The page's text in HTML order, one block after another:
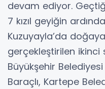
devam ediyor.
7 kızıl geyiğin
Kuzuyayla’da doğaya
gerçekleştirilen ikinci
Büyükşehir
Baraçlı, Kartepe